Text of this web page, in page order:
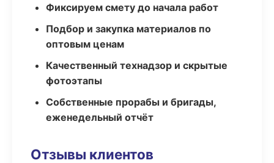
Фиксируем смету до начала работ
Подбор и закупка материалов по
оптовым ценам
Качественный технадзор и скрытые
фотоэтапы
Собственные прорабы и бригады,
еженедельный отчёт
Отзывы клиентов